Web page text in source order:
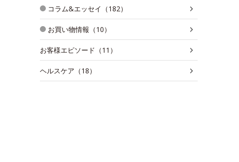
コラム&エッセイ（182）
お買い物情報（10）
お客様エピソード（11）
ヘルスケア（18）